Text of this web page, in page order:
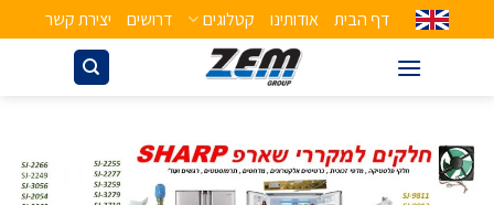
דף הבית אודותינו קטלוגים דרושים יצירת קשר